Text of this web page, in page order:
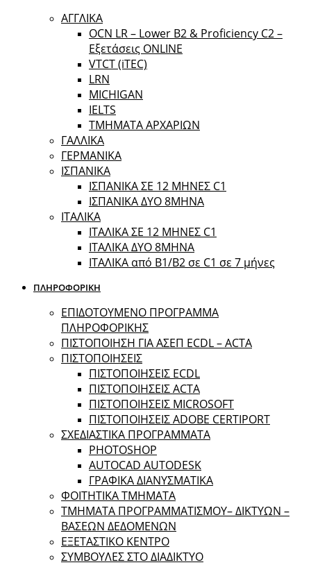
ΑΓΓΛΙΚΑ
OCN LR – Lower B2 & Proficiency C2 –
Εξετάσεις ONLINE
VTCT (iTEC)
LRN
MICHIGAN
IELTS
ΤΜΗΜΑΤΑ ΑΡΧΑΡΙΩΝ
ΓΑΛΛΙΚΑ
ΓΕΡΜΑΝΙΚΑ
ΙΣΠΑΝΙΚΑ
ΙΣΠΑΝΙΚΑ ΣΕ 12 ΜΗΝΕΣ C1
ΙΣΠΑΝΙΚΑ ΔΥΟ 8ΜΗΝΑ
ΙΤΑΛΙΚΑ
ΙΤΑΛΙΚΑ ΣΕ 12 ΜΗΝΕΣ C1
ΙΤΑΛΙΚΑ ΔΥΟ 8ΜΗΝΑ
ΙΤΑΛΙΚΑ από B1/B2 σε C1 σε 7 μήνες
ΠΛΗΡΟΦΟΡΙΚΗ
ΕΠΙΔΟΤΟΥΜΕΝΟ ΠΡΟΓΡΑΜΜΑ
ΠΛΗΡΟΦΟΡΙΚΗΣ
ΠIΣΤΟΠΟΙΗΣΗ ΓΙΑ ΑΣΕΠ ECDL – ACTA
ΠΙΣΤΟΠΟΙΗΣΕΙΣ
ΠΙΣΤΟΠΟΙΗΣΕΙΣ ECDL
ΠΙΣΤΟΠΟΙΗΣΕΙΣ ACTA
ΠΙΣΤΟΠΟΙΗΣΕΙΣ MICROSOFT
ΠΙΣΤΟΠΟΙΗΣΕΙΣ ADOBE CERTIPORT
ΣΧΕΔΙΑΣΤΙΚΑ ΠΡΟΓΡΑΜΜΑΤΑ
PHOTOSHOP
AUTOCAD AUTODESK
ΓΡΑΦΙΚΑ ΔΙΑΝΥΣΜΑΤΙΚΑ
ΦΟΙΤΗΤΙΚΑ ΤΜΗΜΑΤΑ
ΤΜΗΜΑΤΑ ΠΡΟΓΡΑΜΜΑΤΙΣΜΟΥ– ΔΙΚΤΥΩΝ –
ΒΑΣΕΩΝ ΔΕΔΟΜΕΝΩΝ
ΕΞΕΤΑΣΤΙΚΟ ΚΕΝΤΡΟ
ΣΥΜΒΟΥΛΕΣ ΣΤΟ ΔΙΑΔΙΚΤΥΟ